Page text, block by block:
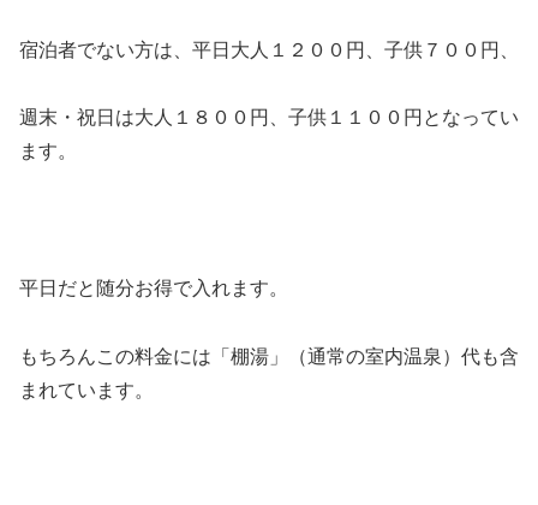
宿泊者でない方は、平日大人１２００円、子供７００円、
週末・祝日は大人１８００円、子供１１００円となってい
ます。
平日だと随分お得で入れます。
もちろんこの料金には「棚湯」（通常の室内温泉）代も含
まれています。